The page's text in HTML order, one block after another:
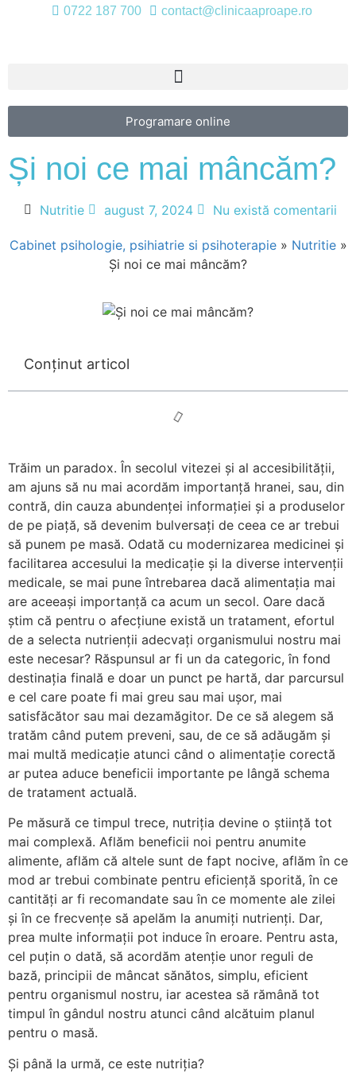
0722 187 700 contact@clinicaaproape.ro
Programare online
Și noi ce mai mâncăm?
Nutritie august 7, 2024 Nu există comentarii
Cabinet psihologie, psihiatrie si psihoterapie» Nutritie»
Și noi ce mai mâncăm?
Conținut articol
Trăim un paradox. În secolul vitezei și al accesibilității,
am ajuns să nu mai acordăm importanță hranei, sau, din
contră, din cauza abundenței informației și a produselor
de pe piață, să devenim bulversați de ceea ce ar trebui
să punem pe masă. Odată cu modernizarea medicinei și
facilitarea accesului la medicație și la diverse intervenții
medicale, se mai pune întrebarea dacă alimentația mai
are aceeași importanță ca acum un secol. Oare dacă
știm că pentru o afecțiune există un tratament, efortul
de a selecta nutrienții adecvați organismului nostru mai
este necesar? Răspunsul ar fi un da categoric, în fond
destinația finală e doar un punct pe hartă, dar parcursul
e cel care poate fi mai greu sau mai ușor, mai
satisfăcător sau mai dezamăgitor. De ce să alegem să
tratăm când putem preveni, sau, de ce să adăugăm și
mai multă medicație atunci când o alimentație corectă
ar putea aduce beneficii importante pe lângă schema
de tratament actuală.
Pe măsură ce timpul trece, nutriția devine o știință tot
mai complexă. Aflăm beneficii noi pentru anumite
alimente, aflăm că altele sunt de fapt nocive, aflăm în ce
mod ar trebui combinate pentru eficiență sporită, în ce
cantități ar fi recomandate sau în ce momente ale zilei
și în ce frecvențe să apelăm la anumiți nutrienți. Dar,
prea multe informații pot induce în eroare. Pentru asta,
cel puțin o dată, să acordăm atenție unor reguli de
bază, principii de mâncat sănătos, simplu, eficient
pentru organismul nostru, iar acestea să rămână tot
timpul în gândul nostru atunci când alcătuim planul
pentru o masă.
Și până la urmă, ce este nutriția?